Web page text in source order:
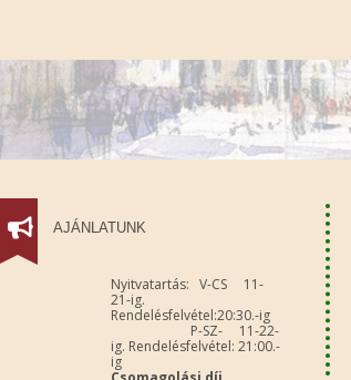
AJÁNLATUNK
Nyitvatartás: V-CS 11-
21-ig.
Rendelésfelvétel:20:30.-ig
P-SZ- 11-22-
ig. Rendelésfelvétel: 21:00.-
ig